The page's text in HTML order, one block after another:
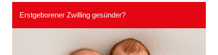
Erstgeborener Zwilling gesünder?